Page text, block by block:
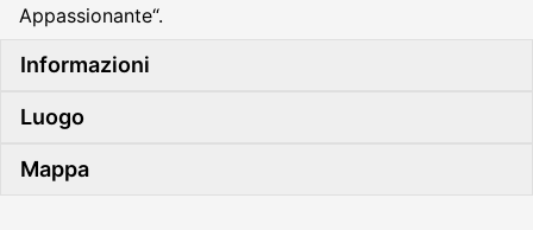
Appassionante“.
Informazioni
Luogo
Mappa